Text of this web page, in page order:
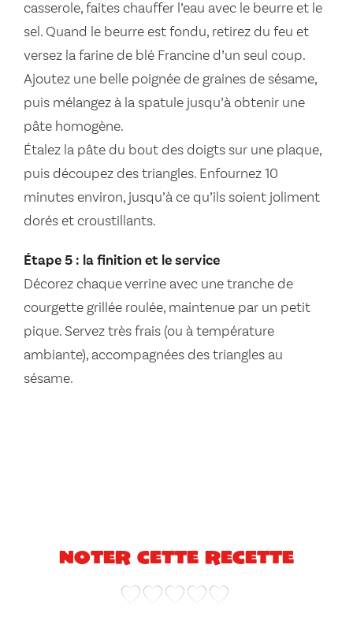
casserole, faites chauffer l’eau avec le beurre et le
sel. Quand le beurre est fondu, retirez du feu et
versez la farine de blé Francine d’un seul coup.
Ajoutez une belle poignée de graines de sésame,
puis mélangez à la spatule jusqu’à obtenir une
pâte homogène.
Étalez la pâte du bout des doigts sur une plaque,
puis découpez des triangles. Enfournez 10
minutes environ, jusqu’à ce qu’ils soient joliment
dorés et croustillants.
Étape 5 : la finition et le service
Décorez chaque verrine avec une tranche de
courgette grillée roulée, maintenue par un petit
pique. Servez très frais (ou à température
ambiante), accompagnées des triangles au
sésame.
Noter cette recette